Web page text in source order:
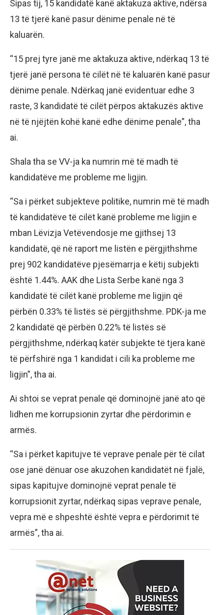
Sipas tij, 15 kandidatë kanë aktakuza aktive, ndërsa
13 të tjerë kanë pasur dënime penale në të
kaluarën.
“15 prej tyre janë me aktakuza aktive, ndërkaq 13 të
tjerë janë persona të cilët në të kaluarën kanë pasur
dënime penale. Ndërkaq janë evidentuar edhe 3
raste, 3 kandidatë të cilët përpos aktakuzës aktive
në të njëjtën kohë kanë edhe dënime penale”, tha
ai.
Shala tha se VV-ja ka numrin më të madh të
kandidatëve me probleme me ligjin.
“Sa i përket subjekteve politike, numrin më të madh
të kandidatëve të cilët kanë probleme me ligjin e
mban Lëvizja Vetëvendosje me gjithsej 13
kandidatë, që në raport me listën e përgjithshme
prej 902 kandidatëve pjesëmarrja e këtij subjekti
është 1.44%. AAK dhe Lista Serbe kanë nga 3
kandidatë të cilët kanë probleme me ligjin që
përbën 0.33% të listës së përgjithshme. PDK-ja me
2 kandidatë që përbën 0.22% të listës së
përgjithshme, ndërkaq katër subjekte të tjera kanë
të përfshirë nga 1 kandidat i cili ka probleme me
ligjin”, tha ai.
Ai shtoi se veprat penale që dominojnë janë ato që
lidhen me korrupsionin zyrtar dhe përdorimin e
armës.
“Sa i përket kapitujve të veprave penale për të cilat
ose janë dënuar ose akuzohen kandidatët në fjalë,
sipas kapitujve dominojnë veprat penale të
korrupsionit zyrtar, ndërkaq sipas veprave penale,
vepra më e shpeshtë është vepra e përdorimit të
armës”, tha ai.